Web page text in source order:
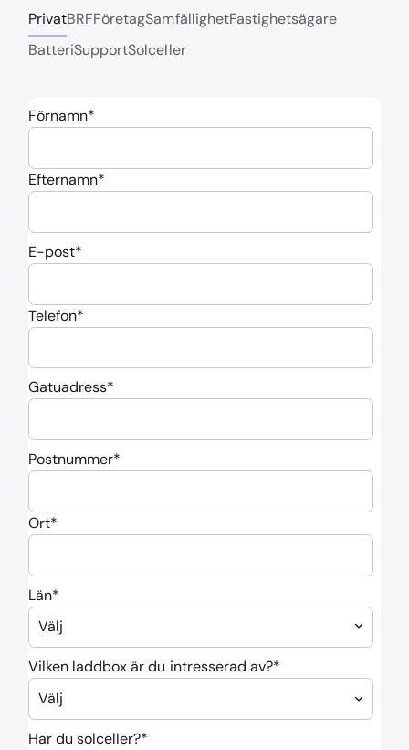
PrivatBRFFöretagSamfällighetFastighetsägare
BatteriSupportSolceller
Förnamn*
Efternamn*
E-post*
Telefon*
Gatuadress*
Postnummer*
Ort*
Län*
Vilken laddbox är du intresserad av?*
Har du solceller?*